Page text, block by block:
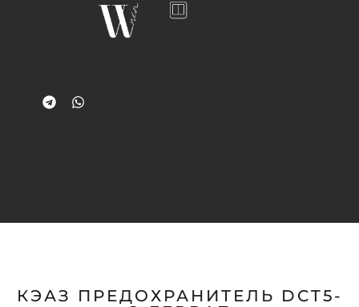
КЭАЗ ПРЕДОХРАНИТЕЛЬ DCT5-